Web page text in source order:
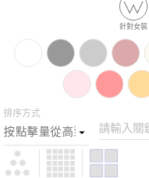
針對女裝
排序方式
請輸入關